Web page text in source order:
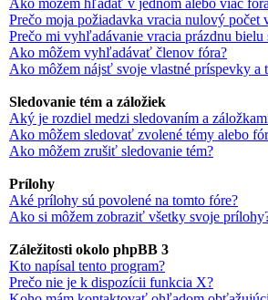
Ako môžem hľadať v jednom alebo viac
Prečo moja požiadavka vracia nulový počet
Prečo mi vyhľadávanie vracia prázdnu bielu
Ako môžem vyhľadávať členov fóra?
Ako môžem nájsť svoje vlastné príspevky a
Sledovanie tém a záložiek
Aký je rozdiel medzi sledovaním a
Ako môžem sledovať zvolené témy alebo
Ako môžem zrušiť sledovanie tém?
Prílohy
Aké prílohy sú povolené na tomto fóre?
Ako si môžem zobraziť všetky svoje
Záležitosti okolo phpBB 3
Kto napísal tento program?
Prečo nie je k dispozícii funkcia X?